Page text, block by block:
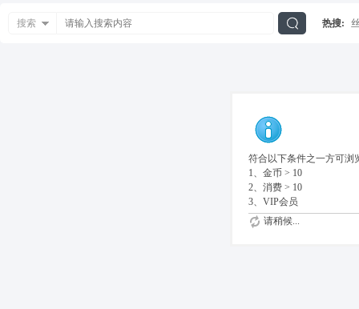
搜索 热搜:
符合以下条件之一方可浏
1、金币 > 10
2、消费 > 10
3、VIP会员
请稍候...